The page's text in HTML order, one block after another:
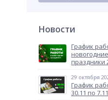
Новости
График
новогодние
праздники
29 октября
График
30.11 по 7.11